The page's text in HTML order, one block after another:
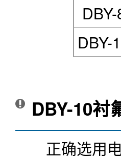
DBY-
DBY-10衬
正确选用